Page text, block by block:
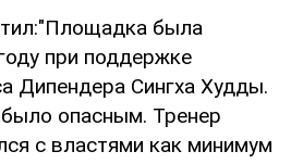
была
при поддержке
Дипендера Сингха Худды.
опасным. Тренер
с властями как минимум